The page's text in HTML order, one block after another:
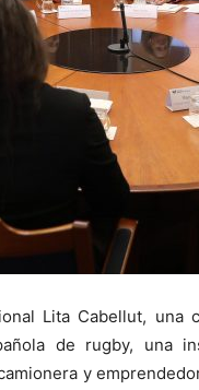
Lita Cabellut, una
de rugby, una
y